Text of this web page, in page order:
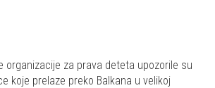
organizacije za prava deteta upozorile su
koje prelaze preko Balkana u velikoj